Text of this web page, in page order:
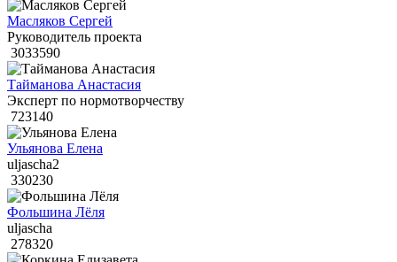
Масляков Сергей
Руководитель проекта
3033590
Тайманова Анастасия
Эксперт по нормотворчеству
723140
Ульянова Елена
uljascha2
330230
Фольшина Лёля
uljascha
278320